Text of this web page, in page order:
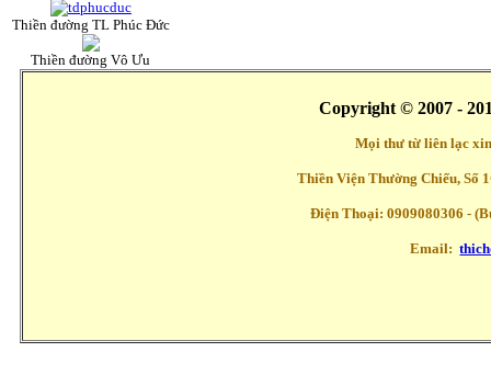
Thiền đường TL Phúc Đức
Thiền đường Vô Ưu
Copyright © 2007 -
Mọi thư từ liên lạc
Thiền Viện Thường Chiếu, Số
Điện Thoại: 0909080306 -
Email: